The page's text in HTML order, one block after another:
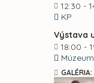
12:30 -
KP
Výstava
18:00 -
GALÉRIA: